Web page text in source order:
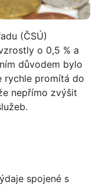
(ČSÚ)
o 0,5 % a
důvodem bylo
rychle promítá do
nepřímo zvýšit
spojené s